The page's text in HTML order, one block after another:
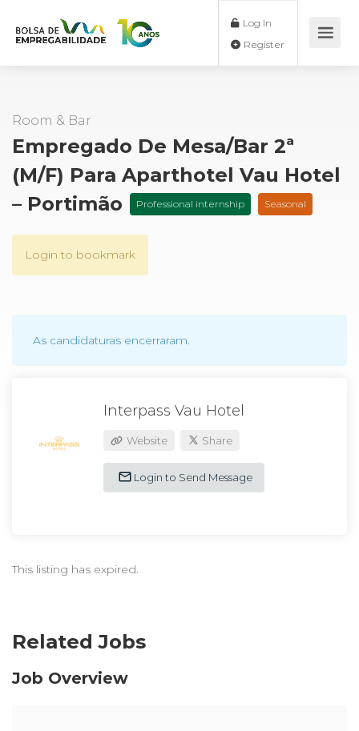
Log In
Room & Bar
Empregado De Mesa/Bar 2ª
(m/f) Para Aparthotel Vau Hotel
– Portimão
Professional internship Seasonal
Login to bookmark
As candidaturas encerraram.
Interpass Vau Hotel
Website Share
Login to Send Message
This listing has expired.
Related Jobs
Job Overview